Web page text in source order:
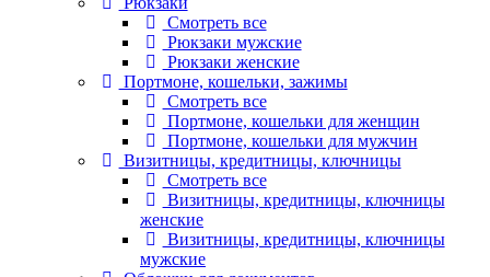
Смотреть все
Рюкзаки мужские
Рюкзаки женские
Портмоне, кошельки, зажимы
Смотреть все
Портмоне, кошельки для женщин
Портмоне, кошельки для мужчин
Визитницы, кредитницы, ключницы
Смотреть все
Визитницы, кредитницы, ключницы
женские
Визитницы, кредитницы, ключницы
мужские